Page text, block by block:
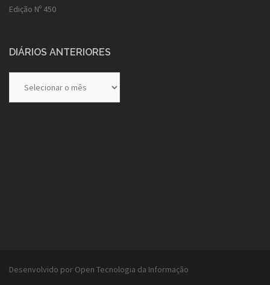
Edição Nº 450
DIÁRIOS ANTERIORES
Anteriores
Desenvolvido por Open Tecnologia da Informação